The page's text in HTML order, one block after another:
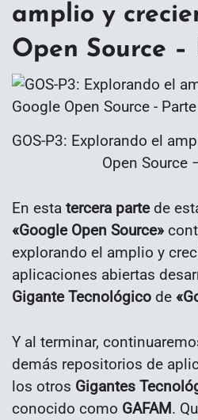
amplio y
Open Source –
GOS-P3: Explorando el
Open Source
En esta tercera partede
«Google Open Source»
explorando el amplio y
aplicaciones abiertas
Gigante Tecnológico de «
Y al terminar,
demás repositorios de
los otros Gigantes
conocido como GAFAM.